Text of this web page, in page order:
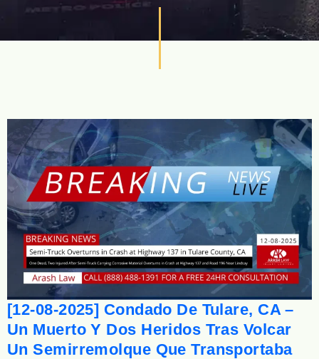
[12-08-2025] Condado De Tulare, CA –
Un Muerto Y Dos Heridos Tras Volcar
Un Semirremolque Que Transportaba